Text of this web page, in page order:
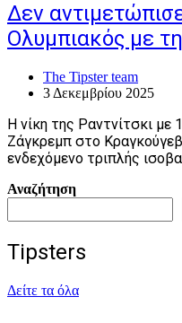
Δεν
Ολυμπιακός με
The Tipster team
3 Δεκεμβρίου 2025
Η νίκη της Ραντνίτσκι
Ζάγκρεμπ στο
ενδεχόμενο τριπλής
Αναζήτηση
Tipsters
Δείτε τα όλα